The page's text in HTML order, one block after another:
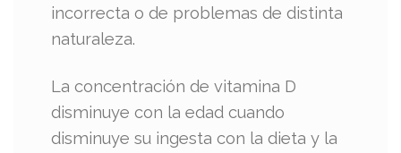
incorrecta o de problemas de distinta
naturaleza.
La concentración de vitamina D
disminuye con la edad cuando
disminuye su ingesta con la dieta y la